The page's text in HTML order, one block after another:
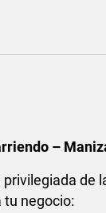
–
de
tu negocio: